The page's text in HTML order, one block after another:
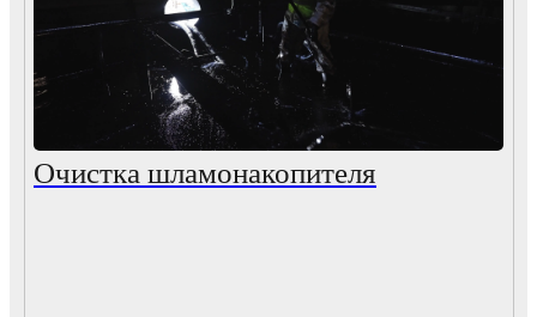
Очистка шламонакопителя